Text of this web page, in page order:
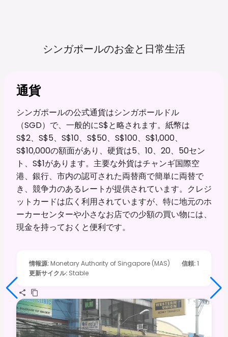
シンガポールのお金と日常生活
通貨
シンガポールの公式通貨はシンガポールドル
（SGD）で、一般的にS$と略されます。紙幣は
S$2、S$5、S$10、S$50、S$100、S$1,000、
S$10,000の額面があり、硬貨は5、10、20、50セン
ト、S$1があります。主要な外貨はチャンギ国際空
港、銀行、市内の認可された両替商で簡単に両替で
き、競争力のあるレートが提供されています。クレジ
ットカードは広く利用されていますが、特に地元のホ
ーカーセンターや小さなお店での少額の買い物には、
現金を持っておくと便利です。
情報源: Monetary Authority of Singapore (MAS) 信頼:1
更新サイクル: Stable